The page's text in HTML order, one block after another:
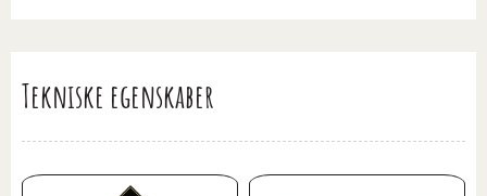
Tekniske egenskaber